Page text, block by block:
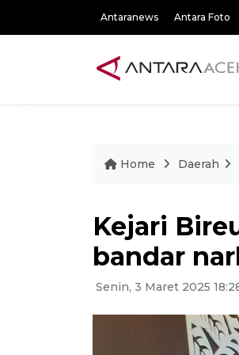
Antaranews Antara Foto
Home Daerah
Kejari
bandar
Senin, 3 Maret 2025